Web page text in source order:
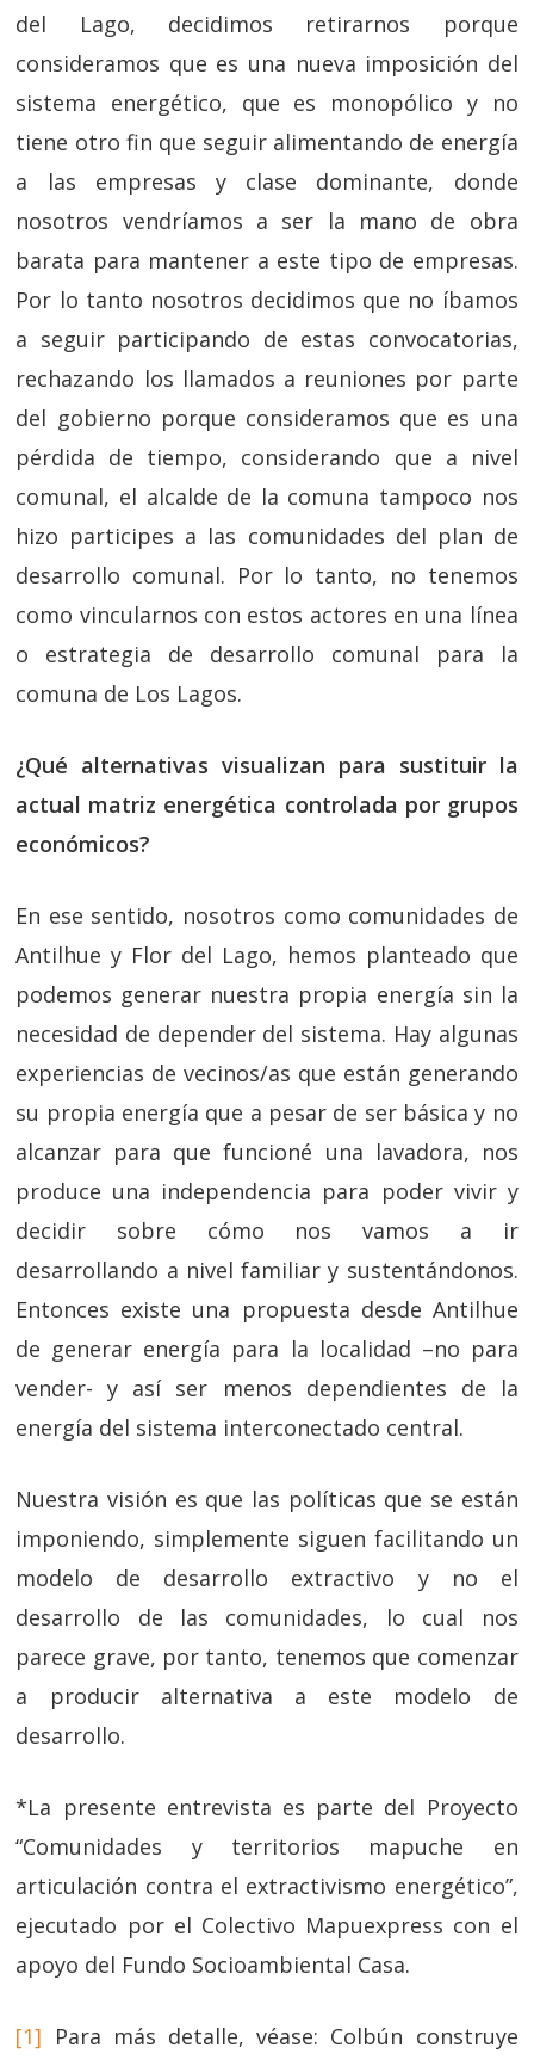
del Lago, decidimos retirarnos porque
consideramos que es una nueva imposición del
sistema energético, que es monopólico y no
tiene otro fin que seguir alimentando de energía
a las empresas y clase dominante, donde
nosotros vendríamos a ser la mano de obra
barata para mantener a este tipo de empresas.
Por lo tanto nosotros decidimos que no íbamos
a seguir participando de estas convocatorias,
rechazando los llamados a reuniones por parte
del gobierno porque consideramos que es una
pérdida de tiempo, considerando que a nivel
comunal, el alcalde de la comuna tampoco nos
hizo participes a las comunidades del plan de
desarrollo comunal. Por lo tanto, no tenemos
como vincularnos con estos actores en una línea
o estrategia de desarrollo comunal para la
comuna de Los Lagos.
¿Qué alternativas visualizan para sustituir la
actual matriz energética controlada por grupos
económicos?
En ese sentido, nosotros como comunidades de
Antilhue y Flor del Lago, hemos planteado que
podemos generar nuestra propia energía sin la
necesidad de depender del sistema. Hay algunas
experiencias de vecinos/as que están generando
su propia energía que a pesar de ser básica y no
alcanzar para que funcioné una lavadora, nos
produce una independencia para poder vivir y
decidir sobre cómo nos vamos a ir
desarrollando a nivel familiar y sustentándonos.
Entonces existe una propuesta desde Antilhue
de generar energía para la localidad –no para
vender- y así ser menos dependientes de la
energía del sistema interconectado central.
Nuestra visión es que las políticas que se están
imponiendo, simplemente siguen facilitando un
modelo de desarrollo extractivo y no el
desarrollo de las comunidades, lo cual nos
parece grave, por tanto, tenemos que comenzar
a producir alternativa a este modelo de
desarrollo.
*La presente entrevista es parte del Proyecto
“Comunidades y territorios mapuche en
articulación contra el extractivismo energético”,
ejecutado por el Colectivo Mapuexpress con el
apoyo del Fundo Socioambiental Casa.
[1] Para más detalle, véase: Colbún construye